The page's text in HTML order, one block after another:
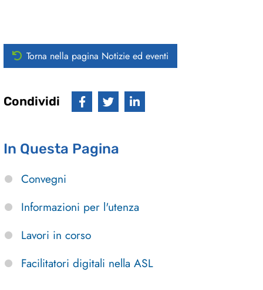
Torna nella pagina Notizie ed eventi
Condividi
In Questa Pagina
Convegni
Informazioni per l'utenza
Lavori in corso
Facilitatori digitali nella ASL